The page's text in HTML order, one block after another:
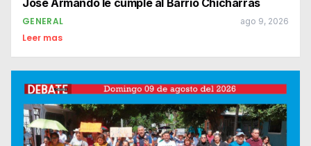
José Armando le cumple al Barrio Chicharras
GENERAL ago 9, 2026
Leer mas